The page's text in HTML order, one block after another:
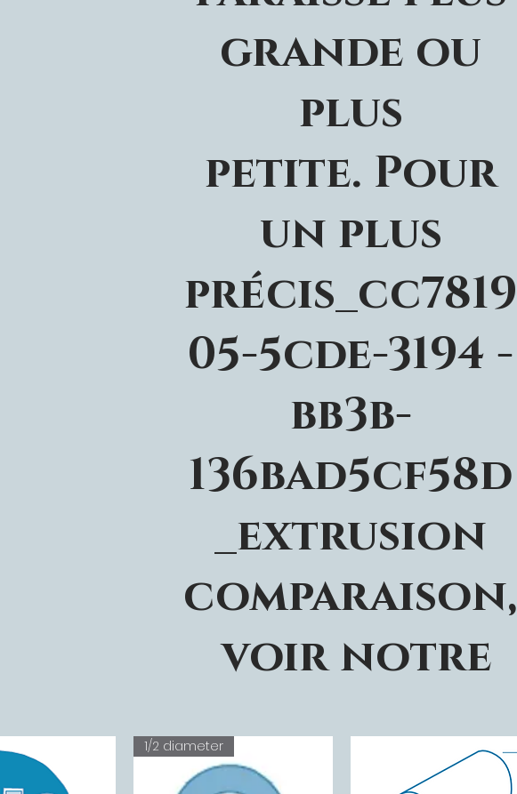
grande ou
plus
petite. Pour
un plus
précis_cc7819
05-5cde-3194 -
bb3b-
136bad5cf58d
_extrusion
comparaison,
voir notre
1/2 diameter